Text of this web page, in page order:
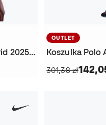
Koszulka Polo Atlético de Madrid 2025-2026 Odzież dla kibiców
OUTLET
301,38 zł